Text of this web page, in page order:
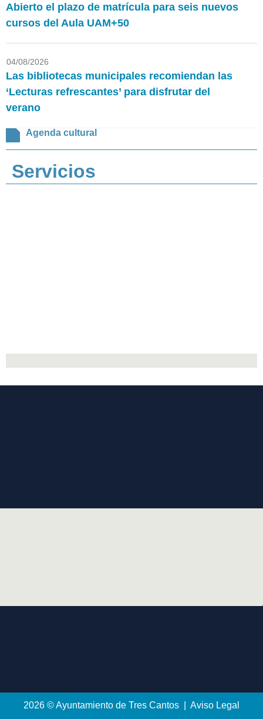
Abierto el plazo de matrícula para seis nuevos
cursos del Aula UAM+50
04/08/2026
Las bibliotecas municipales recomiendan las
‘Lecturas refrescantes’ para disfrutar del
verano
Agenda cultural
Servicios
2026 © Ayuntamiento de Tres Cantos | Aviso Legal